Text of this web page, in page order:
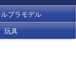
プラモデル
玩具